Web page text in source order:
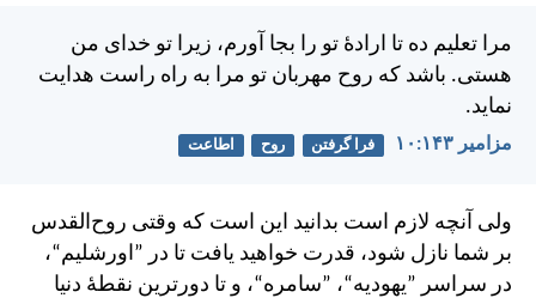
مرا تعليم ده تا ارادهٔ تو را بجا آورم، زيرا تو خدای من
هستی. باشد كه روح مهربان تو مرا به راه راست هدايت
نمايد.
مزامير ۱۴۳:‏۱۰ فرا گرفتن روح اطاعت
ولی آنچه لازم است بدانيد اين است كه وقتی روح‌القدس
بر شما نازل شود، قدرت خواهيد يافت تا در ”اورشليم“،
در سراسر ”يهوديه“، ”سامره“، و تا دورترين نقطهٔ دنيا